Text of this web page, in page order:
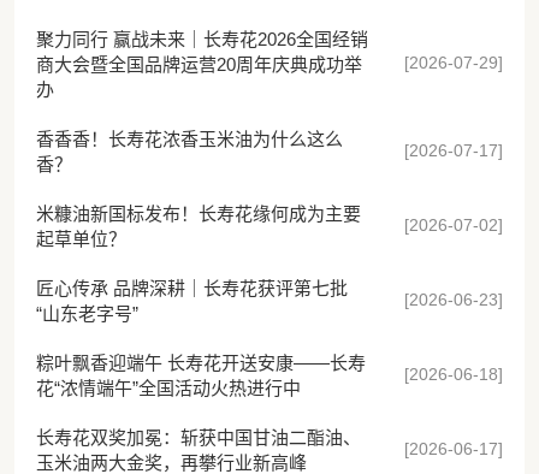
聚力同行 赢战未来｜长寿花2026全国经销
商大会暨全国品牌运营20周年庆典成功举
办
[2026-07-29]
香香香！长寿花浓香玉米油为什么这么
香？
[2026-07-17]
米糠油新国标发布！长寿花缘何成为主要
起草单位？
[2026-07-02]
匠心传承 品牌深耕｜长寿花获评第七批
“山东老字号”
[2026-06-23]
粽叶飘香迎端午 长寿花开送安康——长寿
花“浓情端午”全国活动火热进行中
[2026-06-18]
长寿花双奖加冕：斩获中国甘油二酯油、
玉米油两大金奖，再攀行业新高峰
[2026-06-17]